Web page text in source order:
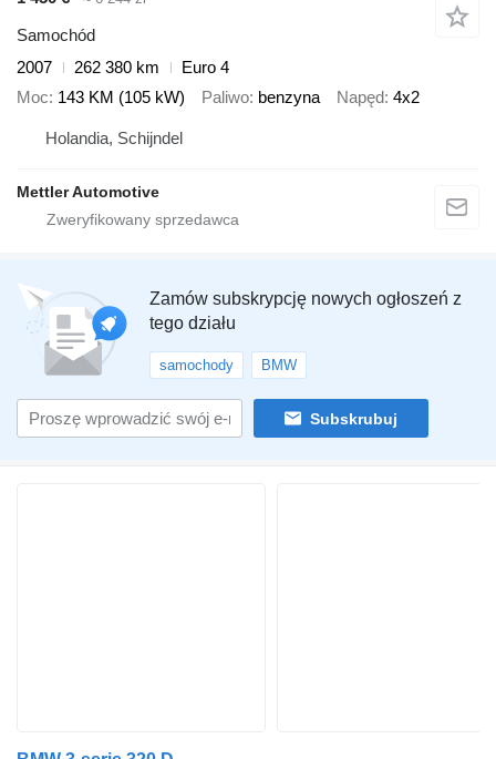
Samochód
2007
262 380 km
Euro 4
Moc 143 KM (105 kW) Paliwo benzyna Napęd 4x2
Holandia, Schijndel
Mettler Automotive
Zamów subskrypcję nowych ogłoszeń z
tego działu
samochody BMW
Subskrubuj